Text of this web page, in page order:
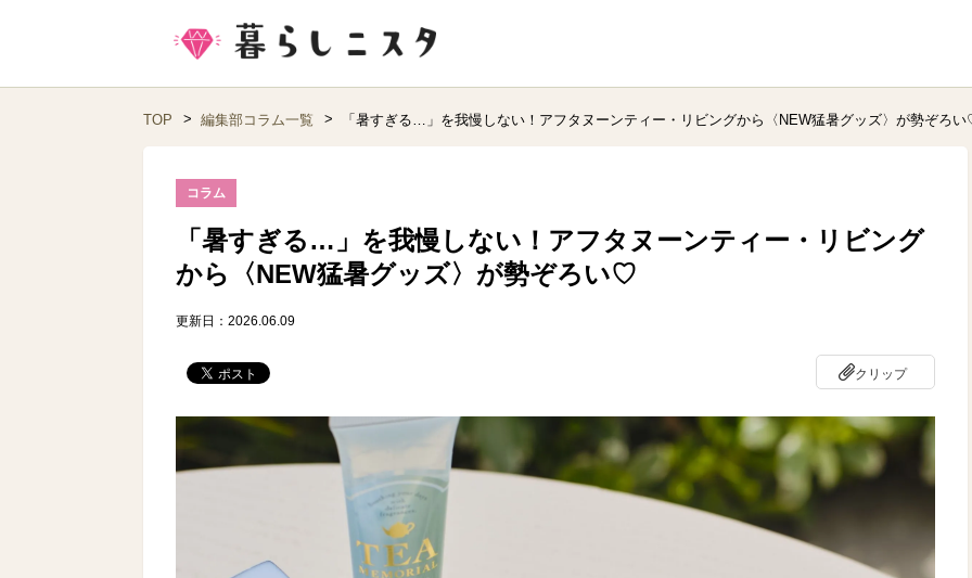
TOP 編集部コラム一覧 「暑すぎる…」を我慢しない！アフタヌーンティー・リビングから〈NEW猛暑グッズ〉が勢ぞろ
コラム
「暑すぎる…」を我慢しない！アフタヌーンティー・リビング
から〈NEW猛暑グッズ〉が勢ぞろい♡
更新日：2026.06.09
クリップ